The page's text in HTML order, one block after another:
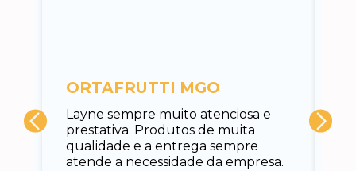
Layne sempre muito atenciosa e
prestativa. Produtos de muita
qualidade e a entrega sempre
atende a necessidade da empresa.
ORTAFRUTTI MGO